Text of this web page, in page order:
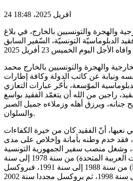
24 افريل 2025، 18:48
والهجرة والتونسيين بالخارج، في بلاغ
الدبلوماسيّة التونسيّة، السّفير السابق
والهجرة والتونسيين بالخارج محمد
ونيابة عن كاتب الدولة وكافة إطارات
الموّسعة، بأحّر عبارات التعازي
راجين من الله أن يتغمّد الفقيد بواسع
ويرزق أهله وزملاءه جميل الصبر
والسلوان.
نعيها، أنّ الفقيد كان من خيرة الكفاءات
فقد خدم وطنه بأمانة وإخلاص على مدى
وشغل منصب سفير الجمهورية التونسية
تباعا بأبو ظبي (الامارات العربية المتحدة) من سنة 1978 إلى سنة
1980، ثم لاهاي (هولندا) من سنة 1988 إلى سنة 1991، فبروكسل